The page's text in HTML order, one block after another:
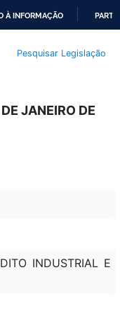
À INFORMAÇÃO
Pesquisar Legislação
JANEIRO DE
INDUSTRIAL E